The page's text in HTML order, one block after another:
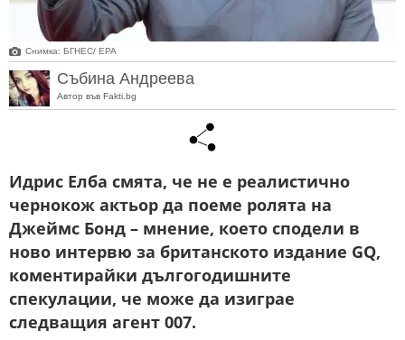
Снимка: БГНЕС/ EPA
Събина Андреева
Автор във Fakti.bg
Идрис Елба смята, че не е реалистично
чернокож актьор да поеме ролята на
Джеймс Бонд – мнение, което сподели в
ново интервю за британското издание GQ,
коментирайки дългогодишните
спекулации, че може да изиграе
следващия агент 007.